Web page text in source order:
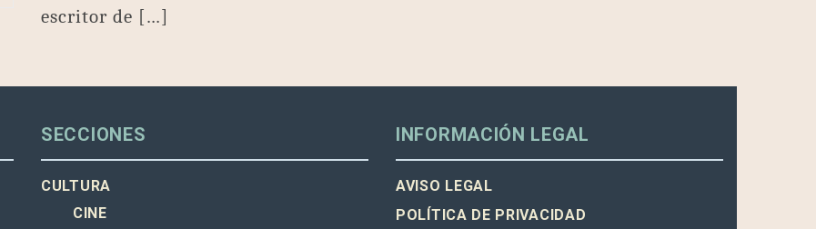
escritor de […]
SECCIONES
CULTURA
CINE
INFORMACIÓN LEGAL
AVISO LEGAL
POLÍTICA DE PRIVACIDAD